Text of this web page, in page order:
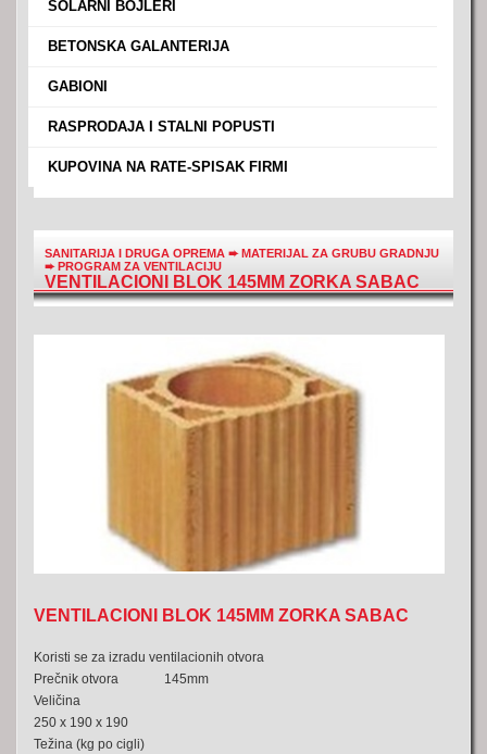
SOLARNI BOJLERI
BETONSKA GALANTERIJA
GABIONI
RASPRODAJA I STALNI POPUSTI
KUPOVINA NA RATE-SPISAK FIRMI
SANITARIJA I DRUGA OPREMA ➨MATERIJAL ZA GRUBU GRADNJU
➨PROGRAM ZA VENTILACIJU
VENTILACIONI BLOK 145MM ZORKA SABAC
VENTILACIONI BLOK 145MM ZORKA SABAC
Koristi se za izradu ventilacionih otvora
Prečnik otvora 145mm
Veličina
250 x 190 x 190
Težina (kg po cigli)